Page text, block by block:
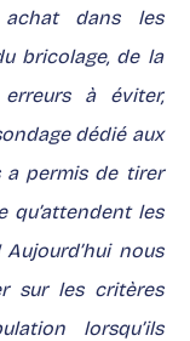
dans les
bricolage, de la
à éviter,
dédié aux
a permis de tirer
qu’attendent les
nous
sur les critères
lorsqu’ils